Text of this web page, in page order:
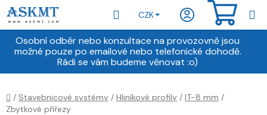
Přejít
na
obsah
Osobní odběr nebo konzultace na provozovně jsou
možné pouze po emailové nebo telefonické dohodě.
Rádi se vám budeme věnovat :o)
Hledat
CZK
Domů
/ Stavebnicové systémy / Hliníkové profily / IT-8 mm /
Zbytkové přířezy